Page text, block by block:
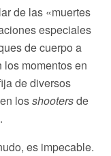
de las «muertes
especiales
de cuerpo a
momentos en
de diversos
losshootersde
es impecable.